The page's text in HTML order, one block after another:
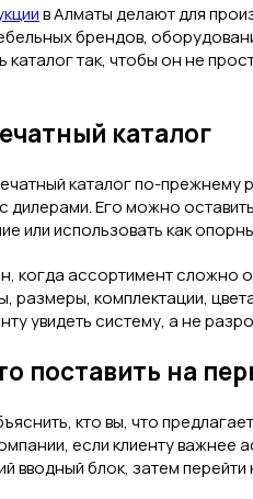
в Алматы делают для
брендов,
так, чтобы он не
каталог
каталог по-прежнему
дилерами. Его можно
или использовать как
когда ассортимент сложно
размеры, комплектации,
увидеть систему, а не
поставить на
кто вы, что
если клиенту важнее
вводный блок, затем перейти